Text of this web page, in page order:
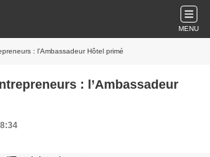
MENU
: l’Ambassadeur Hôtel primé
: l’Ambassadeur